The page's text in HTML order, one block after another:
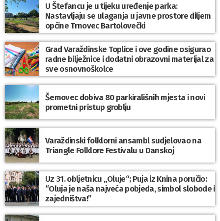
U Štefancu je u tijeku uređenje parka:
Nastavljaju se ulaganja u javne prostore diljem
općine Trnovec Bartolovečki
Grad Varaždinske Toplice i ove godine osigurao
radne bilježnice i dodatni obrazovni materijal za
sve osnovnoškolce
Šemovec dobiva 80 parkirališnih mjesta i novi
prometni pristup groblju
Varaždinski folklorni ansambl sudjelovao na
Triangle Folklore Festivalu u Danskoj
Uz 31. obljetnicu „Oluje“; Puja iz Knina poručio:
“Oluja je naša najveća pobjeda, simbol slobode i
zajedništva!”